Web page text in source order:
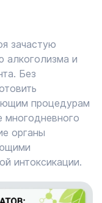
зачастую
алкоголизма и
Без
процедурам
многодневного
органы
интоксикации.